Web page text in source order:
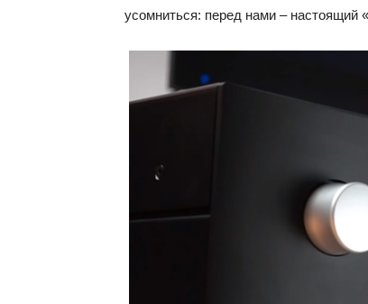
усомниться: перед нами – настоящий